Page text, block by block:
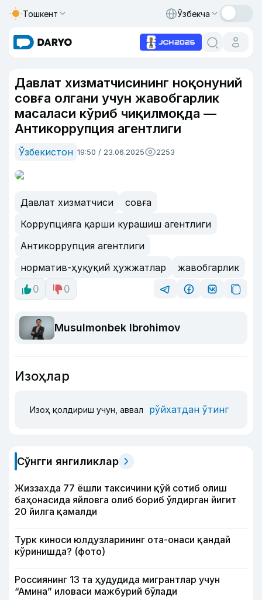
Тошкент Ўзбекча
Давлат хизматчисининг ноқонуний
совға олгани учун жавобгарлик
масаласи кўриб чиқилмоқда —
Антикоррупция агентлиги
Ўзбекистон 19:50 / 23.06.2025 2253
Давлат хизматчиси
совға
Коррупцияга қарши курашиш агентлиги
Антикоррупция агентлиги
норматив-ҳуқуқий ҳужжатлар
жавобгарлик
0
0
Musulmonbek Ibrohimov
Изоҳлар
Изоҳ қолдириш учун, аввал рўйхатдан ўтинг
Сўнгги янгиликлар
Жиззахда 77 ёшли таксичини қўй сотиб олиш
баҳонасида яйловга олиб бориб ўлдирган йигит
20 йилга қамалди
Турк киноси юлдузларининг ота-онаси қандай
кўринишда? (фото)
Россиянинг 13 та ҳудудида мигрантлар учун
“Амина” иловаси мажбурий бўлади